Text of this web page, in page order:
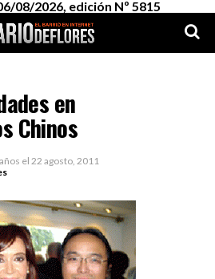
08/2026, edición Nº 5815
en
Chinos
el 22 agosto, 2011